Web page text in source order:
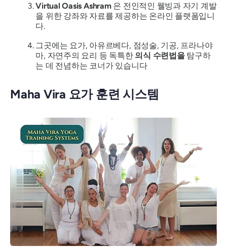
Virtual Oasis Ashram은 전인적인 웰빙과 자기 계발
을 위한 강좌와 자료를 제공하는 온라인 플랫폼입니
다.
그곳에는 요가, 아유르베다, 점성술, 기공, 프라나야
마, 자연주의 요리 등 독특한 의식 수련법을 탐구하
는 데 전념하는 코너가 있습니다
Maha Vira 요가 훈련 시스템